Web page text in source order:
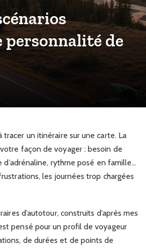
personnalité de
un itinéraire sur une carte. La
façon de voyager : besoin de
rythme posé en famille…
les journées trop chargées
d’autotour, construits d’après mes
pensé pour un profil de voyageur
de durées et de points de